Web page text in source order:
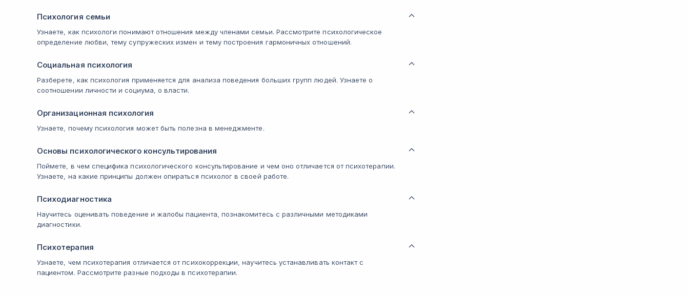
Психология семьи
Узнаете, как психологи понимают отношения между членами семьи. Рассмотрите психологическое
определение любви, тему супружеских измен и тему построения гармоничных отношений.
Социальная психология
Разберете, как психология применяется для анализа поведения больших групп людей. Узнаете о
соотношении личности и социума, о власти.
Организационная психология
Узнаете, почему психология может быть полезна в менеджменте.
Основы психологического консультирования
Поймете, в чем специфика психологического консультирование и чем оно отличается от психотерапии.
Узнаете, на какие принципы должен опираться психолог в своей работе.
Психодиагностика
Научитесь оценивать поведение и жалобы пациента, познакомитесь с различными методиками
диагностики.
Психотерапия
Узнаете, чем психотерапия отличается от психокоррекции, научитесь устанавливать контакт с
пациентом. Рассмотрите разные подходы в психотерапии.